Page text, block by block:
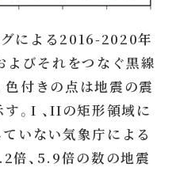
による2016-2020年
よびそれをつなぐ黒線
付きの点は地震の震
。I 、IIの矩形領域に
いない気象庁による
倍、5.9倍の数の地震